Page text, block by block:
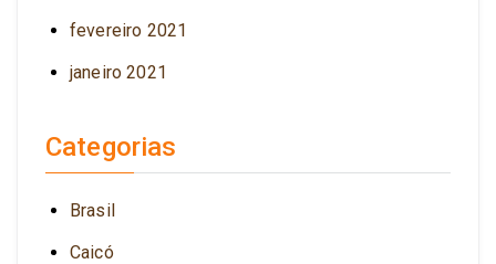
fevereiro 2021
janeiro 2021
Categorias
Brasil
Caicó